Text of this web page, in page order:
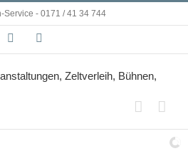
Service - 0171 / 41 34 744
Facebook